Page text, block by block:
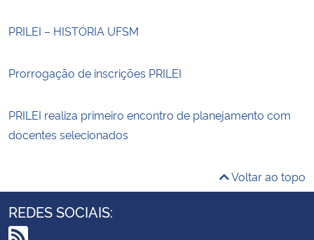
PRILEI – HISTÓRIA UFSM
Prorrogação de inscrições PRILEI
PRILEI realiza primeiro encontro de planejamento com
docentes selecionados
Voltar ao topo
REDES SOCIAIS: